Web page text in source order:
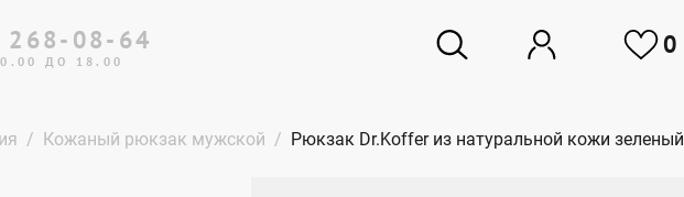
268-08-64
ДО 18.00
0
Кожаный рюкзак мужской Рюкзак Dr.Koffer из натуральной кожи зеленый